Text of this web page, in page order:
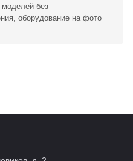
моделей без
оборудование на фото